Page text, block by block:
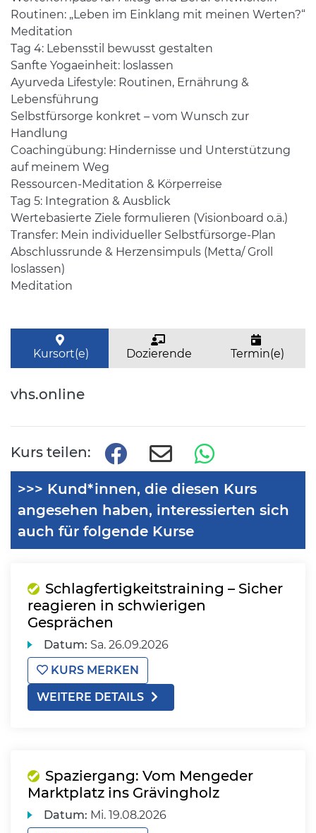
Routinen: „Leben im Einklang mit meinen Werten?“
Meditation
Tag 4: Lebensstil bewusst gestalten
Sanfte Yogaeinheit: loslassen
Ayurveda Lifestyle: Routinen, Ernährung &
Lebensführung
Selbstfürsorge konkret – vom Wunsch zur
Handlung
Coachingübung: Hindernisse und Unterstützung
auf meinem Weg
Ressourcen-Meditation & Körperreise
Tag 5: Integration & Ausblick
Wertebasierte Ziele formulieren (Visionboard o.ä.)
Transfer: Mein individueller Selbstfürsorge-Plan
Abschlussrunde & Herzensimpuls (Metta/ Groll
loslassen)
Meditation
Kursort(e) Dozierende Termin(e)
vhs.online
Kurs teilen:
>>> Kund*innen, die diesen Kurs
angesehen haben, interessierten sich
auch für folgende Kurse
Schlagfertigkeitstraining – Sicher
reagieren in schwierigen
Gesprächen
Datum: Sa. 26.09.2026
KURS MERKEN
WEITERE DETAILS
Spaziergang: Vom Mengeder
Marktplatz ins Grävingholz
Datum: Mi. 19.08.2026